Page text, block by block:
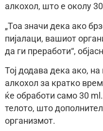
алкохол, што е околу
„Тоа значи дека ако
пијалаци, вашиот
да ги преработи“,
Тој додава дека ако,
алкохол за кратко
ќе обработи само 30
телото, што
организмот.